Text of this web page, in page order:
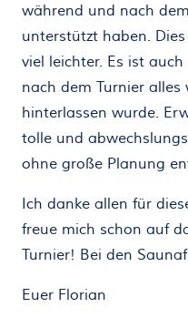
während und nach
unterstützt haben.
viel leichter. Es ist
nach dem Turnier
hinterlassen wurde.
tolle und
ohne große Planung
Ich danke allen für
freue mich schon auf
Turnier! Bei den
Euer Florian